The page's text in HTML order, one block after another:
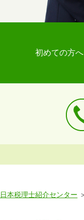
初めての方へ
日本税理士紹介センター